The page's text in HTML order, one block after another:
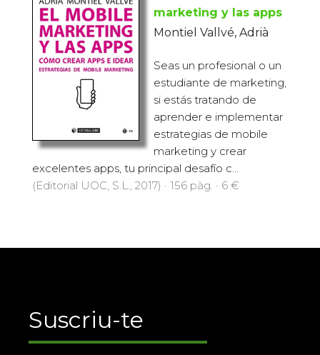
marketing y las apps
Montiel Vallvé, Adrià
Seas un profesional o un
estudiante de marketing,
si estás tratando de
aprender e implementar
estrategias de mobile
marketing y crear
excelentes apps, tu principal desafío c...
(Editorial UOC, S.L., 2017) · 156 pàg. · 6 €
Suscriu-te